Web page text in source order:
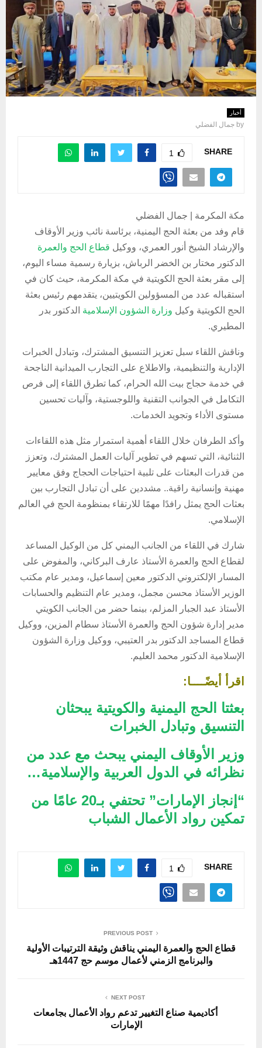
أخبار
by جمال الفضلي
SHARE
1
مكة المكرمة | جمال الفضلي
قام وفد من بعثة الحج اليمنية، برئاسة نائب وزير الأوقاف
والإرشاد الشيخ أنور العمري، ووكيل قطاع الحج والعمرة
الدكتور مختار بن الخضر الرباش، بزيارة رسمية مساء اليوم،
إلى مقر بعثة الحج الكويتية في مكة المكرمة، حيث كان في
استقباله عدد من المسؤولين الكويتيين، يتقدمهم رئيس بعثة
الحج الكويتية وكيل وزارة الشؤون الإسلامية الدكتور بدر
المطيري.
وناقش اللقاء سبل تعزيز التنسيق المشترك، وتبادل الخبرات
الإدارية والتنظيمية، والاطلاع على التجارب الميدانية الناجحة
في خدمة حجاج بيت الله الحرام، كما تطرق اللقاء إلى فرص
التكامل في الجوانب التقنية واللوجستية، وآليات تحسين
مستوى الأداء وتجويد الخدمات.
وأكد الطرفان خلال اللقاء أهمية استمرار مثل هذه اللقاءات
الثنائية، التي تسهم في تطوير آليات العمل المشترك، وتعزز
من قدرات البعثات على تلبية احتياجات الحجاج وفق معايير
مهنية وإنسانية راقية.. مشددين على أن تبادل التجارب بين
بعثات الحج يمثل رافدًا مهمًا للارتقاء بمنظومة الحج في العالم
الإسلامي.
شارك في اللقاء من الجانب اليمني كل من الوكيل المساعد
لقطاع الحج والعمرة الأستاذ عارف البركاني، والمفوض على
المسار الإلكتروني الدكتور معين إسماعيل، ومدير عام مكتب
الوزير الأستاذ محسن مجمل، ومدير عام التنظيم والحسابات
الأستاذ عبد الجبار المزلم، بينما حضر من الجانب الكويتي
مدير إدارة شؤون الحج والعمرة الأستاذ سطام المزين، ووكيل
قطاع المساجد الدكتور بدر العتيبي، ووكيل وزارة الشؤون
الإسلامية الدكتور محمد العليم.
اقرأ أيضًــــا:
بعثتا الحج اليمنية والكويتية يبحثان
التنسيق وتبادل الخبرات
وزير الأوقاف اليمني يبحث مع عدد من
نظرائه في الدول العربية والإسلامية…
“إنجاز الإمارات” تحتفي بـ20 عامًا من
تمكين رواد الأعمال الشباب
SHARE
1
PREVIOUS POST
قطاع الحج والعمرة اليمني يناقش وثيقة الترتيبات الأولية
والبرنامج الزمني لأعمال موسم حج 1447هـ
NEXT POST
أكاديمية صناع التغيير تدعم رواد الأعمال بجامعات
الإمارات